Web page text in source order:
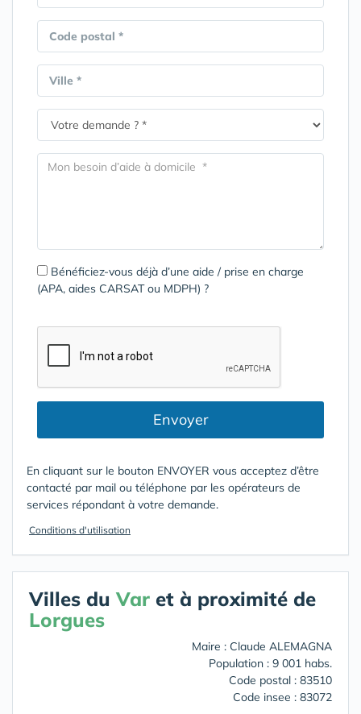
Code postal *
Ville *
Bénéficiez-vous déjà d’une aide / prise en charge
(APA, aides CARSAT ou MDPH) ?
Envoyer
En cliquant sur le bouton ENVOYER vous acceptez d’être
contacté par mail ou téléphone par les opérateurs de
services répondant à votre demande.
Conditions d'utilisation
Villes du Var et à proximité de
Lorgues
Maire : Claude ALEMAGNA
Population : 9 001 habs.
Code postal : 83510
Code insee : 83072